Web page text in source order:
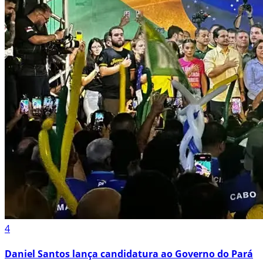
4
Daniel Santos lança candidatura ao Governo do Pará